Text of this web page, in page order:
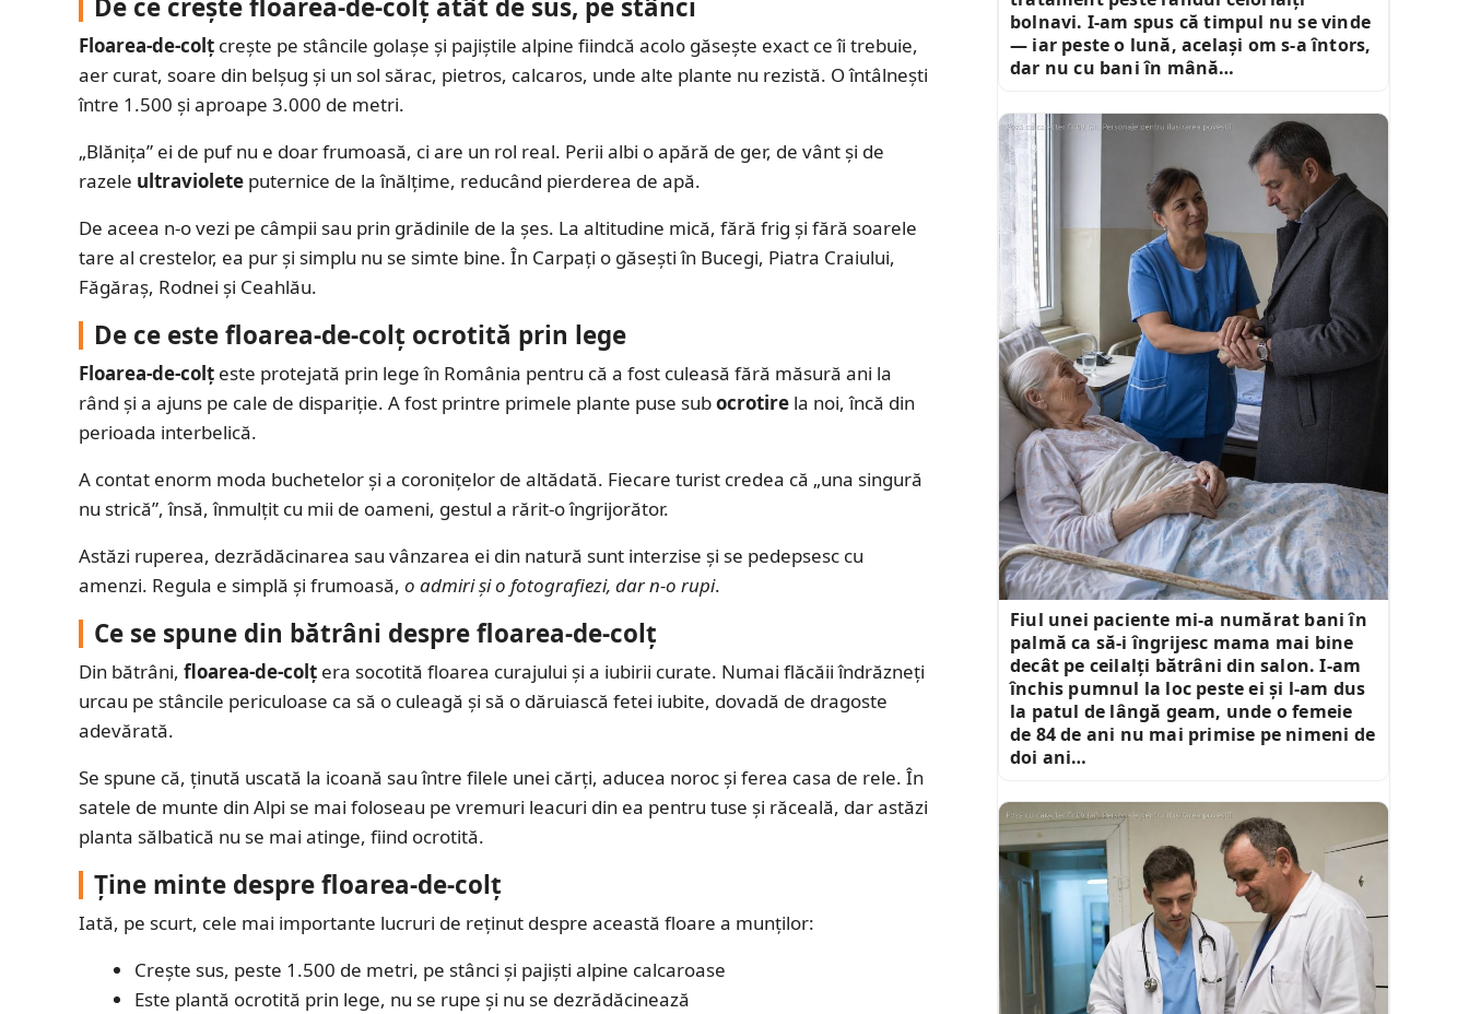
Floarea-de-colț crește pe stâncile golașe și pajiștile alpine fiindcă acolo găsește exact ce îi trebuie,
aer curat, soare din belșug și un sol sărac, pietros, calcaros, unde alte plante nu rezistă. O întâlnești
între 1.500 și aproape 3.000 de metri.
„Blănița” ei de puf nu e doar frumoasă, ci are un rol real. Perii albi o apără de ger, de vânt și de
razele ultraviolete puternice de la înălțime, reducând pierderea de apă.
De aceea n-o vezi pe câmpii sau prin grădinile de la șes. La altitudine mică, fără frig și fără soarele
tare al crestelor, ea pur și simplu nu se simte bine. În Carpați o găsești în Bucegi, Piatra Craiului,
Făgăraș, Rodnei și Ceahlău.
De ce este floarea-de-colț ocrotită prin lege
Floarea-de-colț este protejată prin lege în România pentru că a fost culeasă fără măsură ani la
rând și a ajuns pe cale de dispariție. A fost printre primele plante puse subocrotire la noi, încă din
perioada interbelică.
A contat enorm moda buchetelor și a coronițelor de altădată. Fiecare turist credea că „una singură
nu strică”, însă, înmulțit cu mii de oameni, gestul a rărit-o îngrijorător.
Astăzi ruperea, dezrădăcinarea sau vânzarea ei din natură sunt interzise și se pedepsesc cu
amenzi. Regula e simplă și frumoasă, o admiri și o fotografiezi, dar n-o rupi.
Ce se spune din bătrâni despre floarea-de-colț
Din bătrâni, floarea-de-colț era socotită floarea curajului și a iubirii curate. Numai flăcăii îndrăzneți
urcau pe stâncile periculoase ca să o culeagă și să o dăruiască fetei iubite, dovadă de dragoste
adevărată.
Se spune că, ținută uscată la icoană sau între filele unei cărți, aducea noroc și ferea casa de rele. În
satele de munte din Alpi se mai foloseau pe vremuri leacuri din ea pentru tuse și răceală, dar astăzi
planta sălbatică nu se mai atinge, fiind ocrotită.
Ține minte despre floarea-de-colț
Iată, pe scurt, cele mai importante lucruri de reținut despre această floare a munților:
Crește sus, peste 1.500 de metri, pe stânci și pajiști alpine calcaroase
Este plantă ocrotită prin lege, nu se rupe și nu se dezrădăcinează
bolnavi. I-am spus că timpul nu se vinde
— iar peste o lună, același om s-a întors,
dar nu cu bani în mână…
Fiul unei paciente mi-a numărat bani în
palmă ca să-i îngrijesc mama mai bine
decât pe ceilalți bătrâni din salon. I-am
închis pumnul la loc peste ei și l-am dus
la patul de lângă geam, unde o femeie
de 84 de ani nu mai primise pe nimeni de
doi ani…